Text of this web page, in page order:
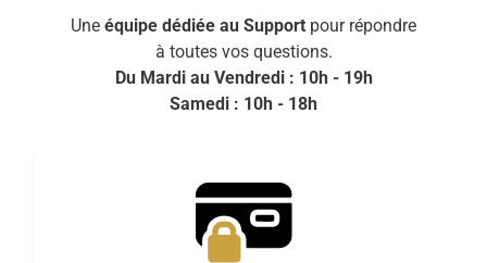
Une équipe dédiée au Support pour répondre
à toutes vos questions.
Du Mardi au Vendredi : 10h - 19h
Samedi : 10h - 18h